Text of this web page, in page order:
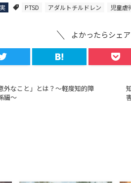
PTSD アダルトチルドレン 児童虐
よかったらシェ
外なこと」とは？～軽度知的障
編～